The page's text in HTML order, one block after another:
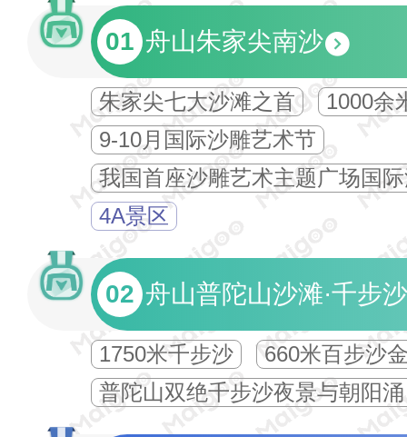
01 舟山朱家尖南沙
朱家尖七大沙滩之首
1000余
9-10月国际沙雕艺术节
我国首座沙雕艺术主题广场国
4A景区
02 舟山普陀山沙滩·千步
1750米千步沙
660米百步沙
普陀山双绝千步沙夜景与朝阳